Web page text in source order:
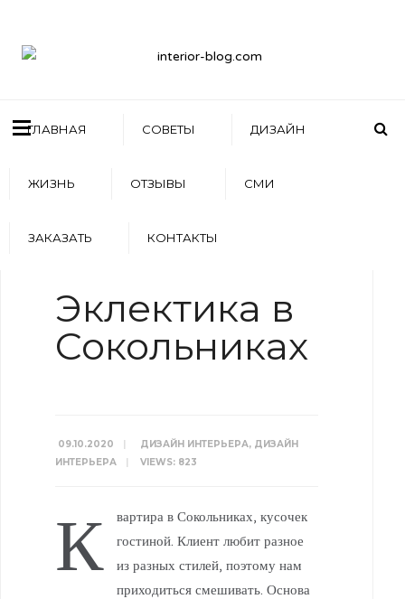
ГЛАВНАЯ СОВЕТЫ ДИЗАЙН
ЖИЗНЬ ОТЗЫВЫ СМИ
ЗАКАЗАТЬ КОНТАКТЫ
Эклектика в
Сокольниках
09.10.2020 | ДИЗАЙН ИНТЕРЬЕРА, ДИЗАЙН
ИНТЕРЬЕРА
| VIEWS: 823
К
вартира в Сокольниках, кусочек
гостиной. Клиент любит разное
из разных стилей, поэтому нам
приходиться смешивать. Основа